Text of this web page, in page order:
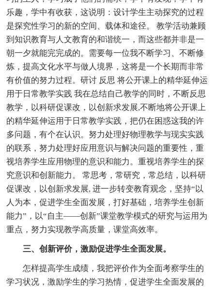
乐趣，学中有收获，这说明：设计学生主动探究的过程
是探究性学习的新的空间、载体和途径。 教学活动兼顾
到知识教育与人文教育的和谐统一，而这些都并非是一
朝一夕就能完完成的。需要每一位我不断学习、不断修
炼，提高文化水平与做人境界，这将是一个长期而非常
有价值的努力过程。研讨 反思 将公开课上的精华延伸运
用于日常教学实践 我在总结自己教学的同时，不断反思
教学，以科研促课改，以创新求发展,不断地将公开课上
的精华延伸运用于日常教学实践，把仍在困惑这我的许
多问题，有个在认识。努力处理好物理教学与现实实践
的联系，努力处理好应用意识与解决问题的重要性，重
视培养学生应用物理的意识和能力。重视培养学生的探
究意识和创新能力。 常思考，常研究，常总结，以科研
促课改，以创新求发展, 进一步转变教育观念，坚持“以
人为本，促进学生全面发展，打好基础，培养学生创新
能力”，以“自主——创新”课堂教学模式的研究与运用为
重点，努力实现教学高质量，课堂高效率。
三、创新评价，激励促进学生全面发展。
怎样提高学生成绩，我把评价作为全面考察学生的
学习状况，激励学生的学习热情，促进学生全面发展的